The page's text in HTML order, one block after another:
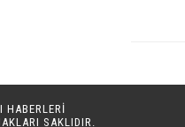
HABERLERİ
SAKLIDIR.